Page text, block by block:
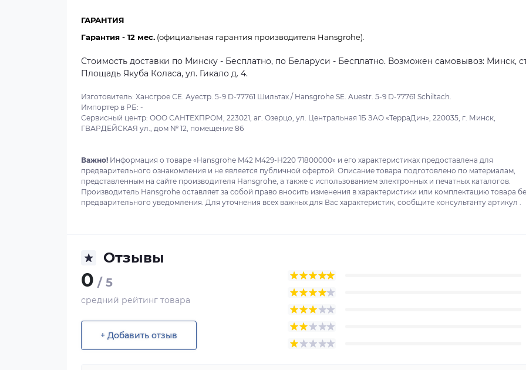
ГАРАНТИЯ
Гарантия - 12 мес. (официальная гарантия производителя Hansgrohe).
Стоимость доставки по Минску - Бесплатно, по Беларуси - Бесплатно. Возможен самовывоз: Минск,
Площадь Якуба Коласа, ул. Гикало д. 4.
Изготовитель: Хансгрое СЕ. Ауестр. 5-9 D-77761 Шильтах / Hansgrohe SE. Auestr. 5-9 D-77761 Schiltach.
Импортер в РБ: -
Сервисный центр: ООО САНТЕХПРОМ, 223021, аг. Озерцо, ул. Центральная 1Б ЗАО «ТерраДин», 220035, г. Минск,
ГВАРДЕЙСКАЯ ул., дом № 12, помещение 86
Важно! Информация о товаре «Hansgrohe M42 M429-H220 71800000» и его характеристиках предоставлена для
предварительного ознакомления и не является публичной офертой. Описание товара подготовлено по материалам,
представленным на сайте производителя Hansgrohe, а также с использованием электронных и печатных каталогов.
Производитель Hansgrohe оставляет за собой право вносить изменения в характеристики или комплектацию товара
предварительного уведомления. Для уточнения всех важных для Вас характеристик, сообщите консультанту артикул .
Отзывы
0 / 5
средний рейтинг товара
+ Добавить отзыв